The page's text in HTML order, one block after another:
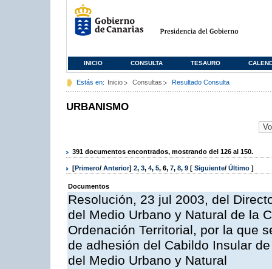
INICIO CONSULTA TESAURO
Estás en: Inicio Consultas Resultado Consulta
URBANISMO
391 documentos encontrados, mostrando del 126 al 150.
[Primero/ Anterior] 2, 3, 4, 5, 6, 7, 8, 9 [ Siguiente/ Último ]
Documentos
Resolución, 23 jul 2003, del
del Medio Urbano y Natural de la
Ordenación Territorial, por la que
de adhesión del Cabildo Insular
del Medio Urbano y Natural